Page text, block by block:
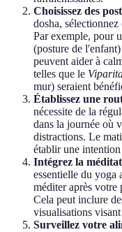
Choisissez des
dosha,
Par exemple, pour
(posture de
peuvent aider à
telles que le
mur) seraient
Établissez une
nécessite de la
dans la journée où
distractions. Le
établir une
Intégrez la
essentielle du yoga
méditer après votre
Cela peut inclure
visualisations
Surveillez votre